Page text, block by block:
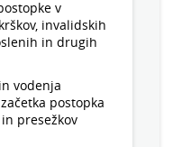
v
invalidskih
in drugih
vodenja
postopka
presežkov